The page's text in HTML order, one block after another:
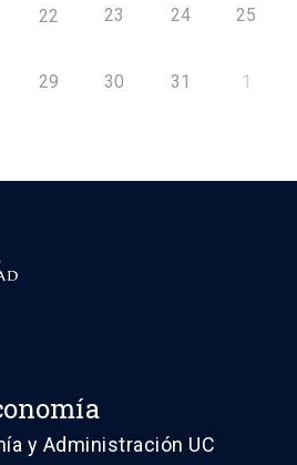
22 23 24 25
29 30 31 1
y Administración UC